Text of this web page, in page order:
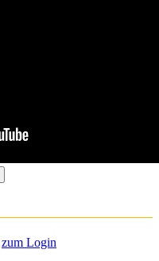
zum Login